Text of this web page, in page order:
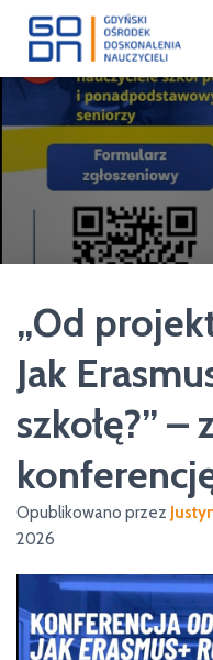
„Od
Jak
szkołę?”
Opublikowano przez
2026